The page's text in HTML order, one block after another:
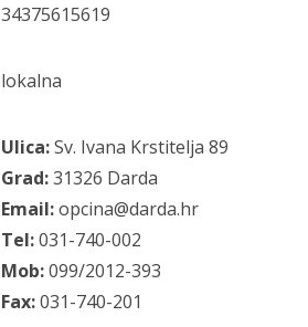
34375615619
lokalna
Ulica:Sv. Ivana Krstitelja 89
Grad:31326 Darda
Email:opcina@darda.hr
Tel:031-740-002
Mob:099/2012-393
Fax:031-740-201